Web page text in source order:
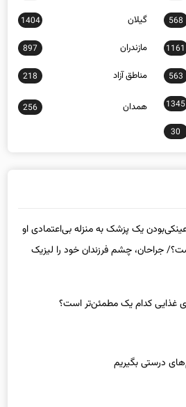
568 گیلان 1404
1161 مازندران 897
563 مناطق آزاد 218
1345 همدان 256
30
یک پزشک به منزله بی‌اعتمادی او
جراحان، چشم فرزندان خود را لیزیک
غذایی کدام یک مطمئن‌تر است؟‌
درستی بگیریم